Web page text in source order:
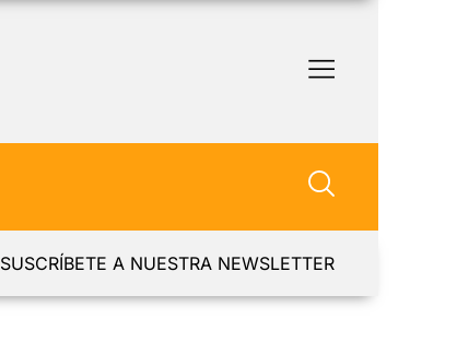
SUSCRÍBETE A NUESTRA NEWSLETTER